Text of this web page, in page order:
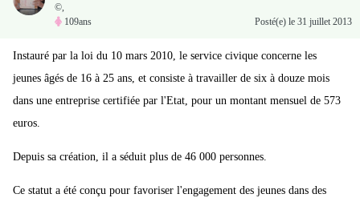
©,
109ans
Posté(e) le 31 juillet 2013
Instauré par la loi du 10 mars 2010, le service civique concerne les
jeunes âgés de 16 à 25 ans, et consiste à travailler de six à douze mois
dans une entreprise certifiée par l'Etat, pour un montant mensuel de 573
euros.
Depuis sa création, il a séduit plus de 46 000 personnes.
Ce statut a été conçu pour favoriser l'engagement des jeunes dans des